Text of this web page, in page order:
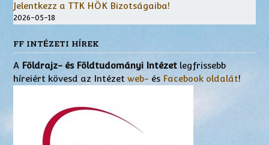
Jelentkezz a TTK HÖK Bizotságaiba!
2026-05-18
FF INTÉZETI HÍREK
A Földrajz- és Földtudományi Intézet legfrissebb
híreiért kövesd az Intézet web- és Facebook oldalát!